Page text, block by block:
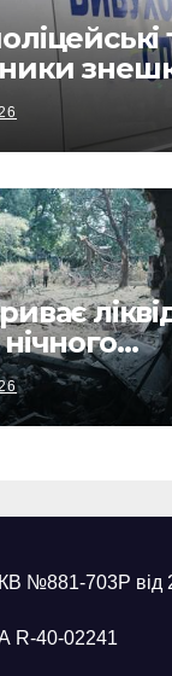
удару
№881-703Р від
R-40-02241